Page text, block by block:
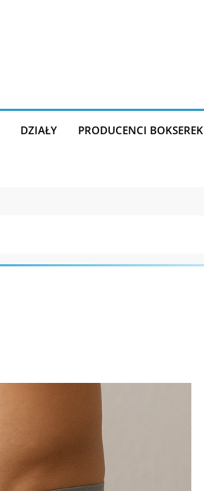
DZIAŁY PRODUCENCI BOKSEREK